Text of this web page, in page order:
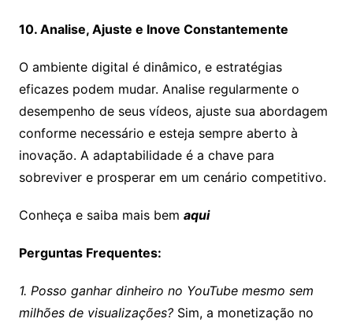
10. Analise, Ajuste e Inove Constantemente
O ambiente digital é dinâmico, e estratégias
eficazes podem mudar. Analise regularmente o
desempenho de seus vídeos, ajuste sua abordagem
conforme necessário e esteja sempre aberto à
inovação. A adaptabilidade é a chave para
sobreviver e prosperar em um cenário competitivo.
Conheça e saiba mais bem aqui
Perguntas Frequentes:
1. Posso ganhar dinheiro no YouTube mesmo sem
milhões de visualizações?Sim, a monetização no